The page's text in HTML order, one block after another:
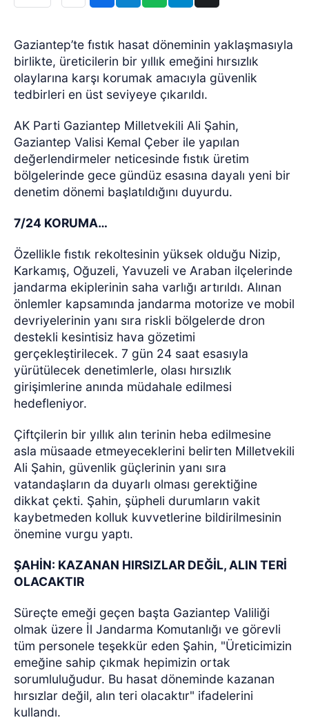
Gaziantep’te fıstık hasat döneminin yaklaşmasıyla
birlikte, üreticilerin bir yıllık emeğini hırsızlık
olaylarına karşı korumak amacıyla güvenlik
tedbirleri en üst seviyeye çıkarıldı.
AK Parti Gaziantep Milletvekili Ali Şahin,
Gaziantep Valisi Kemal Çeber ile yapılan
değerlendirmeler neticesinde fıstık üretim
bölgelerinde gece gündüz esasına dayalı yeni bir
denetim dönemi başlatıldığını duyurdu.
7/24 KORUMA…
Özellikle fıstık rekoltesinin yüksek olduğu Nizip,
Karkamış, Oğuzeli, Yavuzeli ve Araban ilçelerinde
jandarma ekiplerinin saha varlığı artırıldı. Alınan
önlemler kapsamında jandarma motorize ve mobil
devriyelerinin yanı sıra riskli bölgelerde dron
destekli kesintisiz hava gözetimi
gerçekleştirilecek. 7 gün 24 saat esasıyla
yürütülecek denetimlerle, olası hırsızlık
girişimlerine anında müdahale edilmesi
hedefleniyor.
Çiftçilerin bir yıllık alın terinin heba edilmesine
asla müsaade etmeyeceklerini belirten Milletvekili
Ali Şahin, güvenlik güçlerinin yanı sıra
vatandaşların da duyarlı olması gerektiğine
dikkat çekti. Şahin, şüpheli durumların vakit
kaybetmeden kolluk kuvvetlerine bildirilmesinin
önemine vurgu yaptı.
ŞAHİN: KAZANAN HIRSIZLAR DEĞİL, ALIN TERİ
OLACAKTIR
Süreçte emeği geçen başta Gaziantep Valiliği
olmak üzere İl Jandarma Komutanlığı ve görevli
tüm personele teşekkür eden Şahin, "Üreticimizin
emeğine sahip çıkmak hepimizin ortak
sorumluluğudur. Bu hasat döneminde kazanan
hırsızlar değil, alın teri olacaktır" ifadelerini
kullandı.